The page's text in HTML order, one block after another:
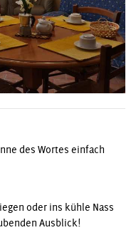
des Wortes einfach
oder ins kühle Nass
Ausblick!